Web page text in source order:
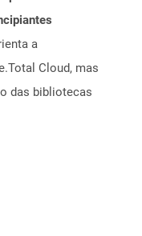
a
Cloud, mas
das bibliotecas